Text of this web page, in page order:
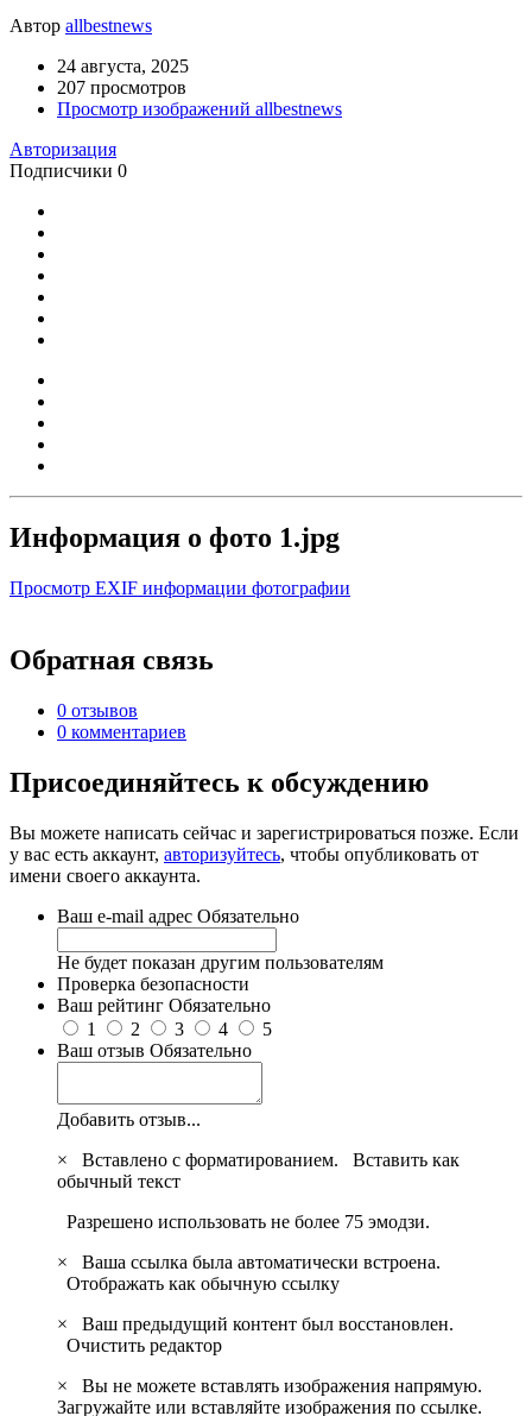
Автор allbestnews
24 августа, 2025
207 просмотров
Просмотр изображений allbestnews
Авторизация
Подписчики 0
Информация о фото 1.jpg
Просмотр EXIF информации фотографии
Обратная связь
0 отзывов
0 комментариев
Присоединяйтесь к обсуждению
Вы можете написать сейчас и зарегистрироваться позже. Если
у вас есть аккаунт, авторизуйтесь, чтобы опубликовать от
имени своего аккаунта.
Ваш e-mail адрес Обязательно
Не будет показан другим пользователям
Проверка безопасности
Ваш рейтинг Обязательно
1
2 3 4
5
Ваш отзыв Обязательно
Добавить отзыв...
×
Вставлено с форматированием. Вставить как
обычный текст
Разрешено использовать не более 75 эмодзи.
×
Ваша ссылка была автоматически встроена.
Отображать как обычную ссылку
×
Ваш предыдущий контент был восстановлен.
Очистить редактор
×
Вы не можете вставлять изображения напрямую.
Загружайте или вставляйте изображения по ссылке.